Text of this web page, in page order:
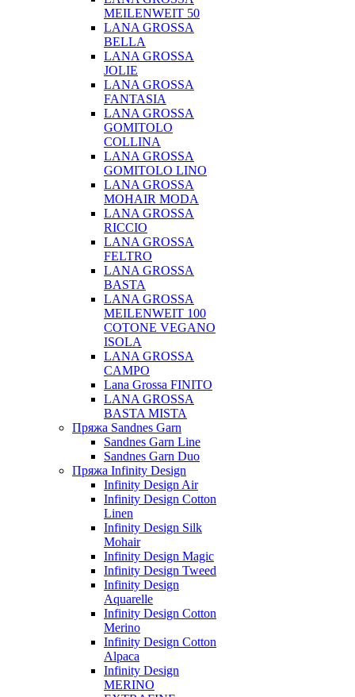
MEILENWEIT 50
LANA GROSSA
BELLA
LANA GROSSA
JOLIE
LANA GROSSA
FANTASIA
LANA GROSSA
GOMITOLO
COLLINA
LANA GROSSA
GOMITOLO LINO
LANA GROSSA
MOHAIR MODA
LANA GROSSA
RICCIO
LANA GROSSA
FELTRO
LANA GROSSA
BASTA
LANA GROSSA
MEILENWEIT 100
COTONE VEGANO
ISOLA
LANA GROSSA
CAMPO
Lana Grossa FINITO
LANA GROSSA
BASTA MISTA
Пряжа Sandnes Garn
Sandnes Garn Line
Sandnes Garn Duo
Пряжа Infinity Design
Infinity Design Air
Infinity Design Cotton
Linen
Infinity Design Silk
Mohair
Infinity Design Magic
Infinity Design Tweed
Infinity Design
Aquarelle
Infinity Design Cotton
Merino
Infinity Design Cotton
Alpaca
Infinity Design
MERINO